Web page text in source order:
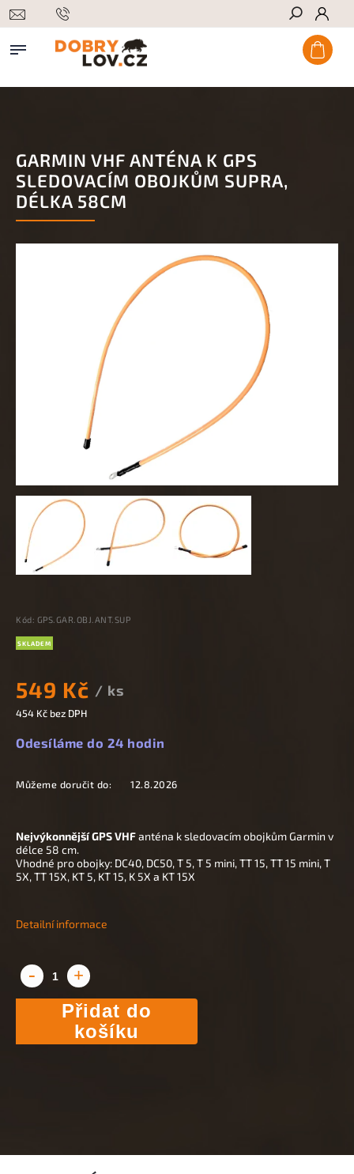
Hledat
GARMIN VHF ANTÉNA K GPS
SLEDOVACÍM OBOJKŮM SUPRA,
DÉLKA 58CM
Kód: GPS.GAR.OBJ.ANT.SUP
SKLADEM
549 Kč / ks
454 Kč bez DPH
Odesíláme do 24 hodin
Můžeme doručit do: 12.8.2026
Přidat do
košíku
Nejvýkonnější GPS VHFanténa k sledovacím obojkům Garmin v
délce 58 cm.
Vhodné pro obojky: DC40, DC50, T 5, T 5 mini, TT 15, TT 15 mini, T
5X, TT 15X, KT 5, KT 15, K 5X a KT 15X
Detailní informace